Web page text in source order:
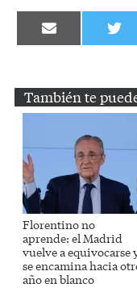
Compartir
en en
También te
Florentino no
aprende: el Madrid
vuelve a equivocarse
se encamina hacia
año en blanco